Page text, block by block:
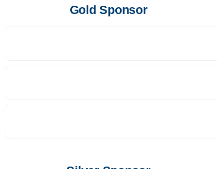
Gold Sponsor